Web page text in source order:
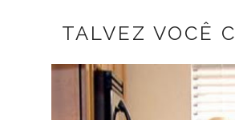
TALVEZ VOCÊ